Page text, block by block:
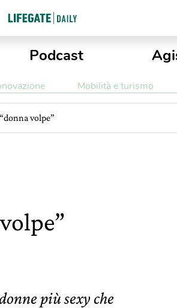
Podcast
Mobilità e turismo
volpe”
più sexy che